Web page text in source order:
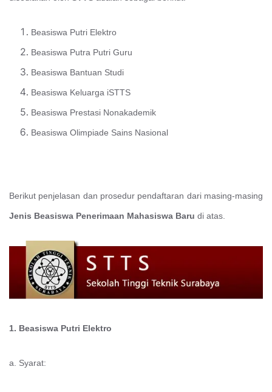
Beasiswa Putri Elektro
Beasiswa Putra Putri Guru
Beasiswa Bantuan Studi
Beasiswa Keluarga iSTTS
Beasiswa Prestasi Nonakademik
Beasiswa Olimpiade Sains Nasional
Berikut penjelasan dan prosedur pendaftaran dari masing-masing
Jenis Beasiswa Penerimaan Mahasiswa Baru di atas.
1. Beasiswa Putri Elektro
a. Syarat: